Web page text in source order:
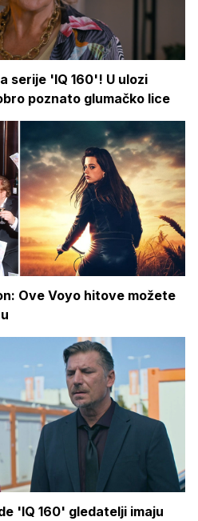
serije 'IQ 160'! U ulozi
poznato glumačko lice
Ove Voyo hitove možete
'IQ 160' gledatelji imaju